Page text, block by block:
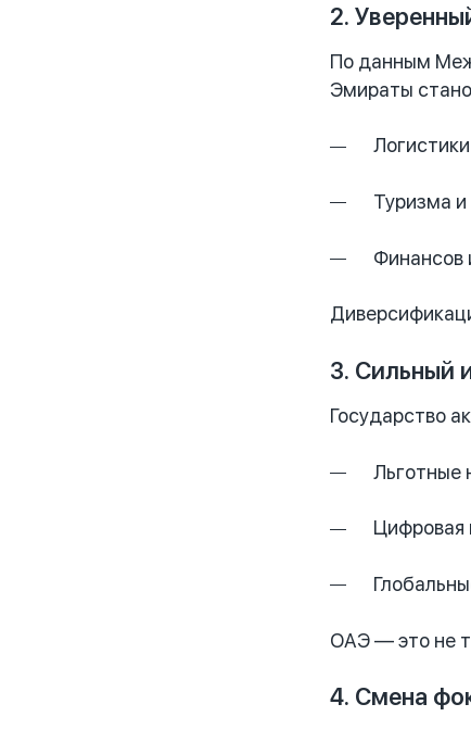
2.
По данным
Эмираты
Туризма и
Финансов
3. Сильный
Государство
Льготные
Цифровая
ОАЭ — это не
4. Смена